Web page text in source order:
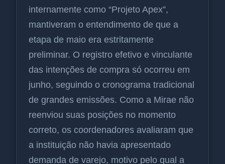
internamente como “Projeto Apex”,
mantiveram o entendimento de que a
etapa de maio era estritamente
preliminar. O registro efetivo e vinculante
das intenções de compra só ocorreu em
junho, seguindo o cronograma tradicional
de grandes emissões. Como a Mirae não
reenviou suas posições no momento
correto, os coordenadores avaliaram que
a instituição não havia apresentado
demanda de varejo, motivo pelo qual a